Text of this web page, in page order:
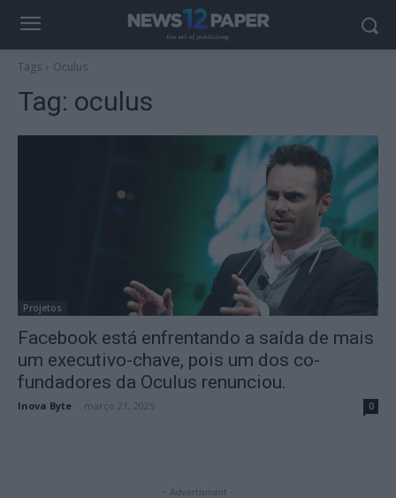
Tags Oculus
Tag: oculus
Projetos
Facebook está enfrentando a saída de mais
um executivo-chave, pois um dos co-
fundadores da Oculus renunciou.
Inova Byte março 21, 2025 0
- Advertisment -